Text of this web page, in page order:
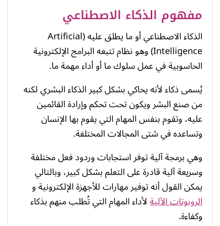
مفهوم الذكاء الاصطناعي
الذكاء الاصطناعي أو ما يطلق عليه (Artificial
Intelligence) وهو نظام تتبعه البرامج الإلكترونية
الحاسوبية في عمل سلوك ما أو أداء مهمة ما.
يُسمى ذكاء لأنه يحاكي بشكل كبير الذكاء البشري لكنه
من صنع البشر ويكون تحت تحكم وإرادة القائمين
عليه، وتقوم بنفس المهام التي يقوم بها الإنسان
وتساعده في شتى المجالات المختلفة.
وهي برمجة آلية توفر استجابات وردود فعل مختلفة
وسريعة آلية قادرة على التعلم بشكل كبير، وبالتالي
يمكن القول أنه توفير مهارات للأجهزة الإلكترونية و
الروبوتات الآليةلأداء المهام التي تُطلب منهم بذكاء
وكفاءة.